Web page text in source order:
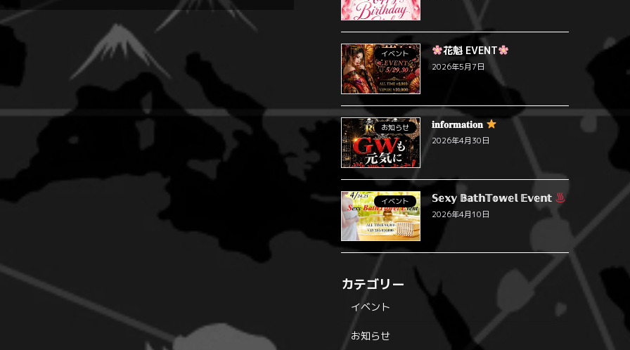
イベント 花魁 EVENT
2026年5月7日
お知らせ 𝐢𝐧𝐟𝐨𝐫𝐦𝐚𝐭𝐢𝐨𝐧
2026年4月30日
イベント 𝕊𝕖𝕩𝕪 𝔹𝕒𝕥𝕙𝕋𝕠𝕨𝕖𝕝 𝔼𝕧𝕖𝕟𝕥
2026年4月10日
カテゴリー
イベント
お知らせ